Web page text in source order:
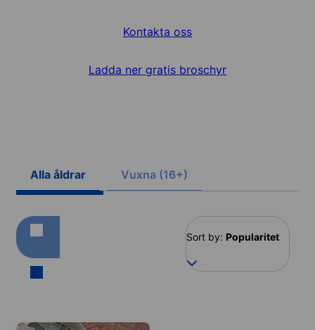
Kontakta oss
Ladda ner gratis broschyr
Alla åldrar Vuxna (16+)
Sort by: Popularitet